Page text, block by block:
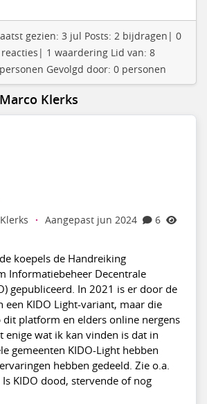
gezien: 3 jul Posts: 2 bijdragen| 0
1 waardering Lid van: 8
Gevolgd door: 0 personen
Klerks
· Aangepast jun 2024
6
koepels de Handreiking
Informatiebeheer Decentrale
gepubliceerd. In 2021 is er door de
een KIDO Light-variant, maar die
platform en elders online nergens
enige wat ik kan vinden is dat in
gemeenten KIDO-Light hebben
hebben gedeeld. Zie o.a.
KIDO dood, stervende of nog